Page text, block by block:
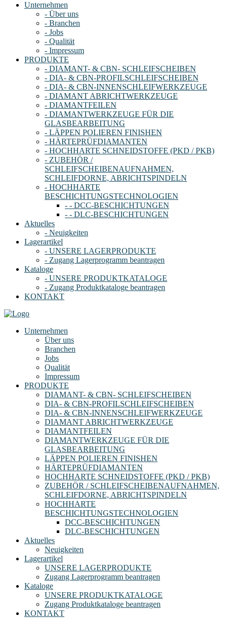
Unternehmen
- Über uns
- Branchen
- Jobs
- Qualität
- Impressum
PRODUKTE
- DIAMANT- & CBN- SCHLEIFSCHEIBEN
- DIA- & CBN-PROFILSCHLEIFSCHEIBEN
- DIA- & CBN-INNENSCHLEIFWERKZEUGE
- DIAMANT ABRICHTWERKZEUGE
- DIAMANTFEILEN
- DIAMANTWERKZEUGE FÜR DIE
GLASBEARBEITUNG
- LÄPPEN POLIEREN FINISHEN
- HÄRTEPRÜFDIAMANTEN
- HOCHHARTE SCHNEIDSTOFFE (PKD / PKB)
- ZUBEHÖR /
SCHLEIFSCHEIBENAUFNAHMEN,
SCHLEIFDORNE, ABRICHTSPINDELN
- HOCHHARTE
BESCHICHTUNGSTECHNOLOGIEN
- - DCC-BESCHICHTUNGEN
- - DLC-BESCHICHTUNGEN
Aktuelles
- Neuigkeiten
Lagerartikel
- UNSERE LAGERPRODUKTE
- Zugang Lagerprogramm beantragen
Kataloge
- UNSERE PRODUKTKATALOGE
- Zugang Produktkataloge beantragen
KONTAKT
Unternehmen
Über uns
Branchen
Jobs
Qualität
Impressum
PRODUKTE
DIAMANT- & CBN- SCHLEIFSCHEIBEN
DIA- & CBN-PROFILSCHLEIFSCHEIBEN
DIA- & CBN-INNENSCHLEIFWERKZEUGE
DIAMANT ABRICHTWERKZEUGE
DIAMANTFEILEN
DIAMANTWERKZEUGE FÜR DIE
GLASBEARBEITUNG
LÄPPEN POLIEREN FINISHEN
HÄRTEPRÜFDIAMANTEN
HOCHHARTE SCHNEIDSTOFFE (PKD / PKB)
ZUBEHÖR / SCHLEIFSCHEIBENAUFNAHMEN,
SCHLEIFDORNE, ABRICHTSPINDELN
HOCHHARTE
BESCHICHTUNGSTECHNOLOGIEN
DCC-BESCHICHTUNGEN
DLC-BESCHICHTUNGEN
Aktuelles
Neuigkeiten
Lagerartikel
UNSERE LAGERPRODUKTE
Zugang Lagerprogramm beantragen
Kataloge
UNSERE PRODUKTKATALOGE
Zugang Produktkataloge beantragen
KONTAKT